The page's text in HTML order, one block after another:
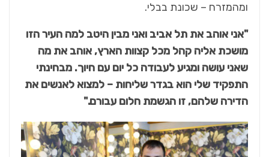
ומהמזרח – שכונת בבלי.
"אני אוהב את תל אביב ואני מבין היטב למה העיר הזו
מושכת אליה קהל מכל קצוות הארץ, אוהב את מה
שאני עושה ומגיע לעבודה כל יום עם חיוך. מבחינתי
התפקיד שלי הוא בגדר שליחות – למצוא לאנשים את
הדירה שלהם, זו הגשמת חלום עבורם."